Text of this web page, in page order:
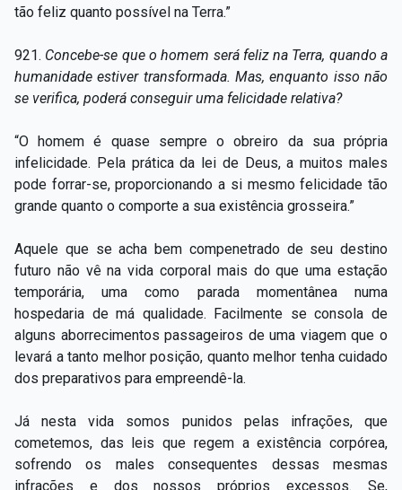
tão feliz quanto possível na Terra.”
921. Concebe-se que o homem será feliz na Terra, quando a
humanidade estiver transformada. Mas, enquanto isso não
se verifica, poderá conseguir uma felicidade relativa?
“O homem é quase sempre o obreiro da sua própria
infelicidade. Pela prática da lei de Deus, a muitos males
pode forrar-se, proporcionando a si mesmo felicidade tão
grande quanto o comporte a sua existência grosseira.”
Aquele que se acha bem compenetrado de seu destino
futuro não vê na vida corporal mais do que uma estação
temporária, uma como parada momentânea numa
hospedaria de má qualidade. Facilmente se consola de
alguns aborrecimentos passageiros de uma viagem que o
levará a tanto melhor posição, quanto melhor tenha cuidado
dos preparativos para empreendê-la.
Já nesta vida somos punidos pelas infrações, que
cometemos, das leis que regem a existência corpórea,
sofrendo os males consequentes dessas mesmas
infrações e dos nossos próprios excessos. Se,